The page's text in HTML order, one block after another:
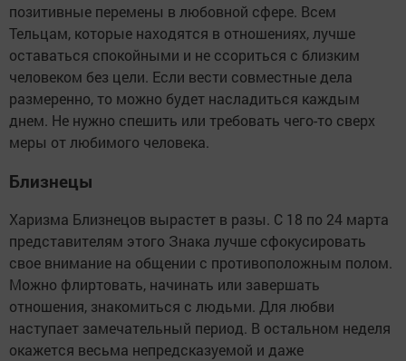
позитивные перемены в любовной сфере. Всем
Тельцам, которые находятся в отношениях, лучше
оставаться спокойными и не ссориться с близким
человеком без цели. Если вести совместные дела
размеренно, то можно будет насладиться каждым
днем. Не нужно спешить или требовать чего-то сверх
меры от любимого человека.
Близнецы
Харизма Близнецов вырастет в разы. С 18 по 24 марта
представителям этого Знака лучше сфокусировать
свое внимание на общении с противоположным полом.
Можно флиртовать, начинать или завершать
отношения, знакомиться с людьми. Для любви
наступает замечательный период. В остальном неделя
окажется весьма непредсказуемой и даже